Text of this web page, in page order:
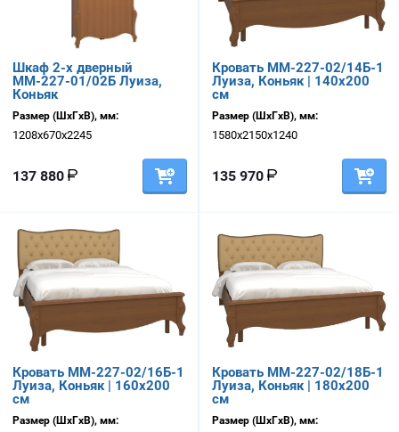
Шкаф 2-х дверный
ММ-227-01/02Б Луиза,
Коньяк
Размер (ШхГхВ), мм:
1208х670х2245
137 880
Кровать ММ-227-02/14Б-1
Луиза, Коньяк | 140х200
см
Размер (ШхГхВ), мм:
1580х2150х1240
135 970
Кровать ММ-227-02/16Б-1
Луиза, Коньяк | 160х200
см
Размер (ШхГхВ), мм:
Кровать ММ-227-02/18Б-1
Луиза, Коньяк | 180х200
см
Размер (ШхГхВ), мм: